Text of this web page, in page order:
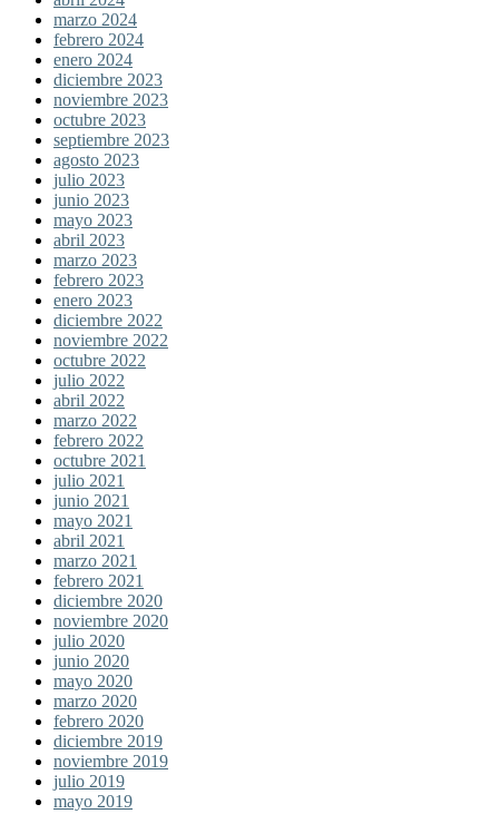
marzo 2024
febrero 2024
enero 2024
diciembre 2023
noviembre 2023
octubre 2023
septiembre 2023
agosto 2023
julio 2023
junio 2023
mayo 2023
abril 2023
marzo 2023
febrero 2023
enero 2023
diciembre 2022
noviembre 2022
octubre 2022
julio 2022
abril 2022
marzo 2022
febrero 2022
octubre 2021
julio 2021
junio 2021
mayo 2021
abril 2021
marzo 2021
febrero 2021
diciembre 2020
noviembre 2020
julio 2020
junio 2020
mayo 2020
marzo 2020
febrero 2020
diciembre 2019
noviembre 2019
julio 2019
mayo 2019